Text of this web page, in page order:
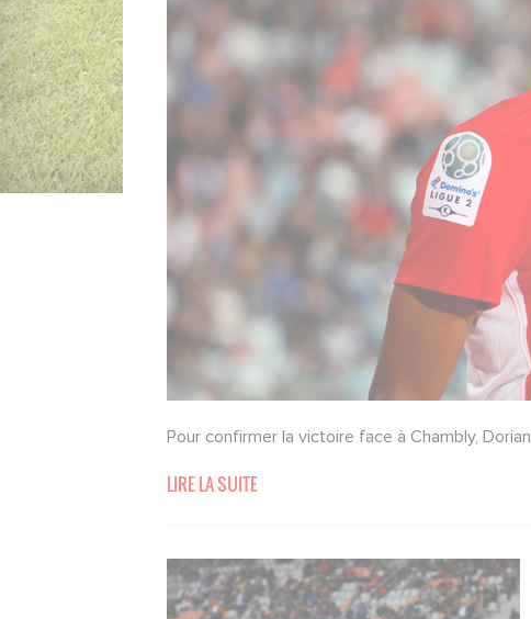
Pour confirmer la victoire face à Chambly,
LIRE LA SUITE